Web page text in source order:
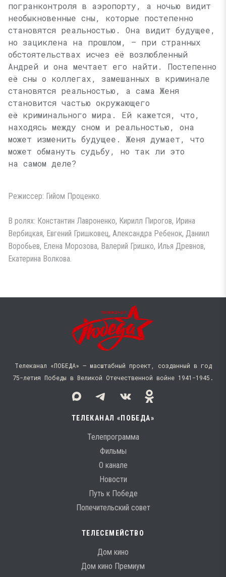
погранконтроля в аэропорту, а ночью видит
необыкновенные сны, которые постепенно
становятся реальностью. Она видит будущее,
но зациклена на прошлом, — при странных
обстоятельствах исчез её возлюбленный
Андрей и она мечтает его найти. Постепенно
её сны о коллегах, замешанных в криминале
становятся реальностью, а сама Женя
становится частью окружающего
её криминального мира. Ей кажется, что,
находясь между сном и реальностью, она
может изменить будущее. Женя думает, что
может обмануть судьбу, но так ли это
на самом деле?
Режиссер: Гийом Проценко.
В ролях: Константин Лавроненко, Кирилл Пирогов, Ирина
Вербицкая, Евгений Гришковец, Александра Ребенок, Даниил
Воробьев, Елена Морозова, Валерий Гришко, Илья Древнов,
Екатерина Волкова.
Телеканал «ПОБЕДА» — масштабный проект, созданный в год
75-летия Победы в Великой Отечественной войне 1941−1945.
ТЕЛЕКАНАЛ «ПОБЕДА»
Телепрограмма
Фильмы
О канале
Новости
Путь к Победе
Попечительский совет
ТЕЛЕСЕМЕЙСТВО
Дом кино
Дом кино Премиум